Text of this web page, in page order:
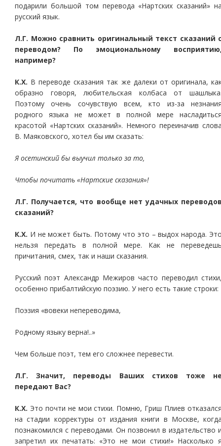
подарили большой том перевода «Нартских сказаний»
русский язык.
Л.Г. Можно сравнить оригинальный текст сказаний
переводом? По эмоциональному
например?
К.Х. В переводе сказания так же далеки от оригинала,
образно говоря, любительская колбаса от
Поэтому очень сочувствую всем, кто из-за
родного языка не может в полной мере
красотой «Нартских сказаний». Немного переиначив
В. Маяковского, хотел бы им сказать:
Я осетинский бы выучил только за то,
Чтобы почитать «Нартские сказания»!
Л.Г. Получается, что вообще нет удачных
сказаний?
К.Х. И не может быть. Потому что это – выдох народа.
нельзя передать в полной мере. Как не
причитания, смех, так и наши сказания.
Русский поэт Александр Межиров часто переводил
особенно прибалтийскую поэзию. У него есть такие строки:
Поэзия «вовеки непереводима,
Родному языку верна!..»
Чем больше поэт, тем его сложнее перевести.
Л.Г. Значит, переводы Ваших стихов тоже
передают Вас?
К.Х. Это почти не мои стихи. Помню, Гриш Плиев
на стадии корректуры от издания книги в Москве,
познакомился с переводами. Он позвонил в издательство
запретил их печатать: «Это не мои стихи!» Насколько